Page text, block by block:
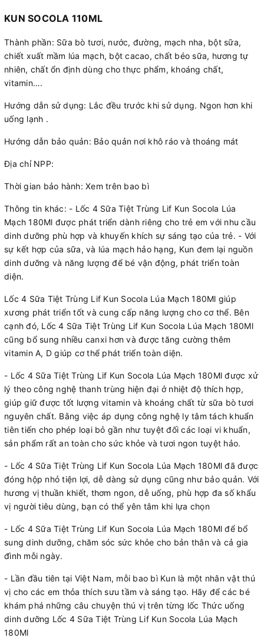
KUN SOCOLA 110ML
Thành phần: Sữa bò tươi, nước, đường, mạch nha, bột sữa,
chiết xuất mầm lúa mạch, bột cacao, chất béo sữa, hương tự
nhiên, chất ổn định dùng cho thực phẩm, khoáng chất,
vitamin….
Hướng dẫn sử dụng: Lắc đều trước khi sử dụng. Ngon hơn khi
uống lạnh .
Hướng dẫn bảo quản: Bảo quản nơi khô ráo và thoáng mát
Địa chỉ NPP:
Thời gian bảo hành: Xem trên bao bì
Thông tin khác: - Lốc 4 Sữa Tiệt Trùng Lif Kun Socola Lúa
Mạch 180Ml được phát triển dành riêng cho trẻ em với nhu cầu
dinh dưỡng phù hợp và khuyến khích sự sáng tạo của trẻ. - Với
sự kết hợp của sữa, và lúa mạch hảo hạng, Kun đem lại nguồn
dinh dưỡng và năng lượng để bé vận động, phát triển toàn
diện.
Lốc 4 Sữa Tiệt Trùng Lif Kun Socola Lúa Mạch 180Ml giúp
xương phát triển tốt và cung cấp năng lượng cho cơ thể. Bên
cạnh đó, Lốc 4 Sữa Tiệt Trùng Lif Kun Socola Lúa Mạch 180Ml
cũng bổ sung nhiều canxi hơn và được tăng cường thêm
vitamin A, D giúp cơ thể phát triển toàn diện.
- Lốc 4 Sữa Tiệt Trùng Lif Kun Socola Lúa Mạch 180Ml được xử
lý theo công nghệ thanh trùng hiện đại ở nhiệt độ thích hợp,
giúp giữ được tốt lượng vitamin và khoáng chất từ sữa bò tươi
nguyên chất. Bằng việc áp dụng công nghệ ly tâm tách khuẩn
tiên tiến cho phép loại bỏ gần như tuyệt đối các loại vi khuẩn,
sản phẩm rất an toàn cho sức khỏe và tươi ngon tuyệt hảo.
- Lốc 4 Sữa Tiệt Trùng Lif Kun Socola Lúa Mạch 180Ml đã được
đóng hộp nhỏ tiện lợi, dễ dàng sử dụng cũng như bảo quản. Với
hương vị thuần khiết, thơm ngon, dễ uống, phù hợp đa số khẩu
vị người tiêu dùng, bạn có thể yên tâm khi lựa chọn
- Lốc 4 Sữa Tiệt Trùng Lif Kun Socola Lúa Mạch 180Ml để bổ
sung dinh dưỡng, chăm sóc sức khỏe cho bản thân và cả gia
đình mỗi ngày.
- Lần đầu tiên tại Việt Nam, mỗi bao bì Kun là một nhân vật thú
vị cho các em thỏa thích sưu tầm và sáng tạo. Hãy để các bé
khám phá những câu chuyện thú vị trên từng lốc Thức uống
dinh dưỡng Lốc 4 Sữa Tiệt Trùng Lif Kun Socola Lúa Mạch
180Ml